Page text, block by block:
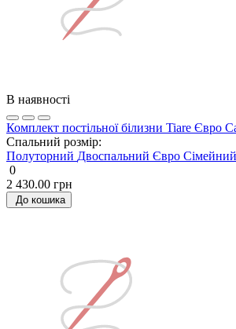
В наявності
Комплект постільної білизни Tiare Євро
Спальний розмір:
Полуторний Двоспальний Євро Сімейний
0
2 430.00 грн
До кошика